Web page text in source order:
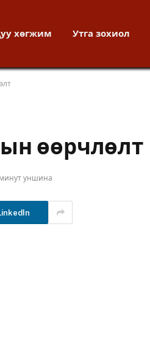
хөгжим Утга зохиол
өөрчлөлт
уншина